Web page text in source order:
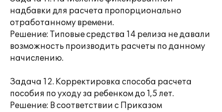
надбавки для расчета пропорционально
отработанному времени.
Решение: Типовые средства 14 релиза не давали
возможность производить расчеты по данному
начислению.
Задача 12. Корректировка способа расчета
пособия по уходу за ребенком до 1,5 лет.
Решение: В соответствии с Приказом